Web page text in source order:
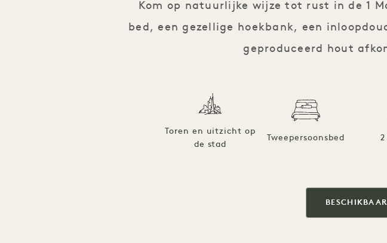
Kom op natuurlijke wijze tot rust in de 1
bed, een gezellige hoekbank, een
geproduceerd hout
Toren en uitzicht op
de stad
Tweepersoonsbed 2